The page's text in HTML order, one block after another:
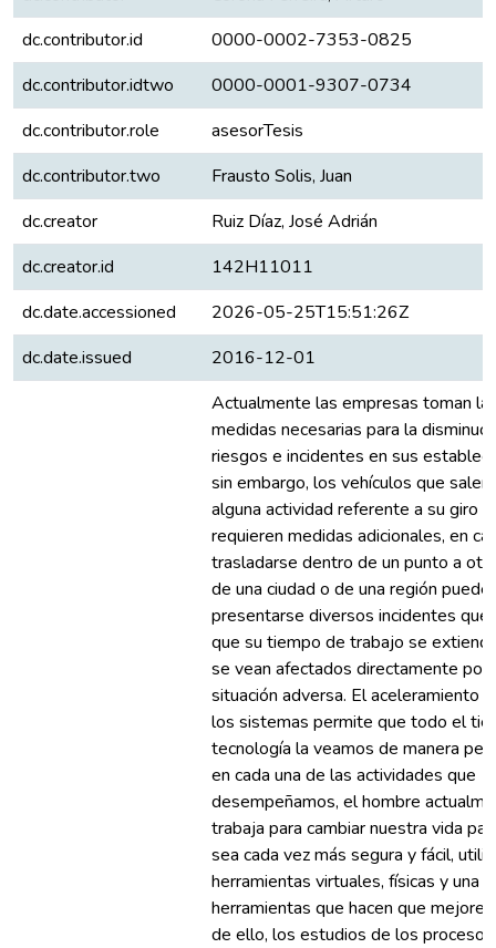
dc.contributor.id
0000-0002-7353-0825
dc.contributor.idtwo
0000-0001-9307-0734
dc.contributor.role
asesorTesis
dc.contributor.two
Frausto Solis, Juan
dc.creator
Ruiz Díaz, José Adrián
dc.creator.id
142H11011
dc.date.accessioned
2026-05-25T15:51:26Z
dc.date.issued
2016-12-01
Actualmente las empresas toman
medidas necesarias para la
riesgos e incidentes en sus
sin embargo, los vehículos que salen
alguna actividad referente a su giro y
requieren medidas adicionales, en
trasladarse dentro de un punto a
de una ciudad o de una región
presentarse diversos incidentes que
que su tiempo de trabajo se
se vean afectados directamente por
situación adversa. El aceleramiento
los sistemas permite que todo el
tecnología la veamos de manera
en cada una de las actividades que
desempeñamos, el hombre
trabaja para cambiar nuestra vida
sea cada vez más segura y fácil,
herramientas virtuales, físicas y una
herramientas que hacen que
de ello, los estudios de los procesos